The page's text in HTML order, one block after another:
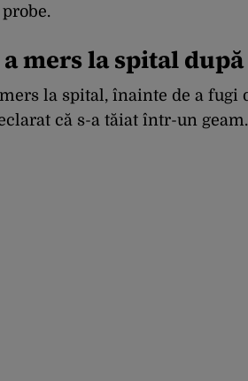
mers la spital
la spital, înainte de a fugi
că s-a tăiat într-un geam.